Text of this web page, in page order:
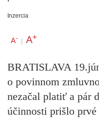
Inzercia
A- | A+
BRATISLAVA
o povinnom
nezačal platiť a pár
účinnosti prišlo prvé